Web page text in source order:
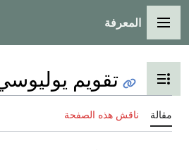
القائمة الرئيسية
المعرفة
تبديل عرض جدول المحتويات
تقويم
مقالة ناقش هذه الصفحة